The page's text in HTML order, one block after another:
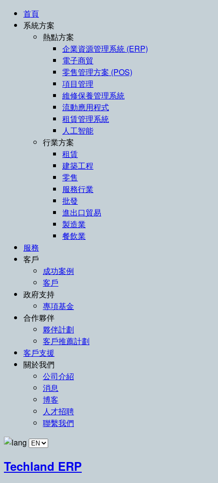
首頁
系統方案
熱點方案
企業資源管理系統 (ERP)
電子商貿
零售管理方案 (POS)
項目管理
維修保養管理系統
流動應用程式
租賃管理系統
人工智能
行業方案
租賃
建築工程
零售
服務行業
批發
進出口貿易
製造業
餐飲業
服務
客戶
成功案例
客戶
政府支持
專項基金
合作夥伴
夥伴計劃
客戶推薦計劃
客戶支援
關於我們
公司介紹
消息
博客
人才招聘
聯繫我們
Techland ERP